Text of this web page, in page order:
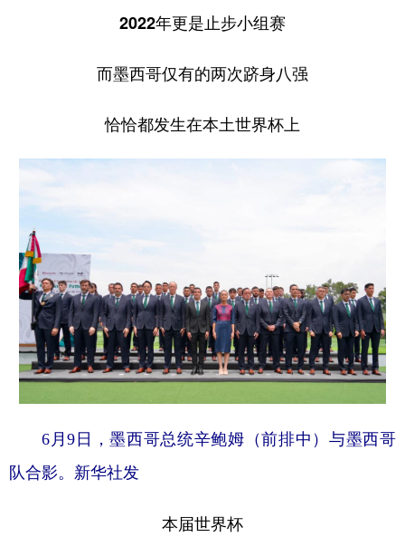
2022年更是止步小组赛
而墨西哥仅有的两次跻身八强
恰恰都发生在本土世界杯上
6月9日，墨西哥总统辛鲍姆（前排中）与墨西哥
队合影。新华社发
本届世界杯